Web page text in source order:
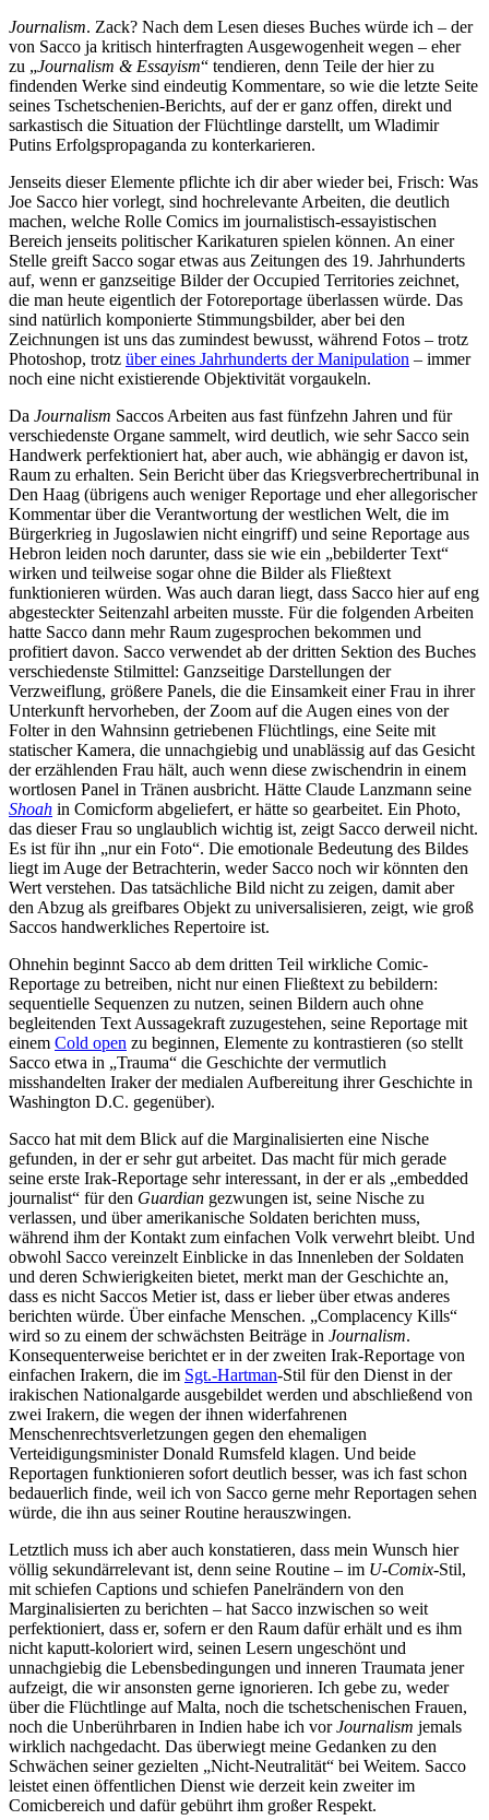
Journalism. Zack? Nach dem Lesen dieses Buches würde ich – der
von Sacco ja kritisch hinterfragten Ausgewogenheit wegen – eher
zu „Journalism & Essayism“ tendieren, denn Teile der hier zu
findenden Werke sind eindeutig Kommentare, so wie die letzte Seite
seines Tschetschenien-Berichts, auf der er ganz offen, direkt und
sarkastisch die Situation der Flüchtlinge darstellt, um Wladimir
Putins Erfolgspropaganda zu konterkarieren.
Jenseits dieser Elemente pflichte ich dir aber wieder bei, Frisch: Was
Joe Sacco hier vorlegt, sind hochrelevante Arbeiten, die deutlich
machen, welche Rolle Comics im journalistisch-essayistischen
Bereich jenseits politischer Karikaturen spielen können. An einer
Stelle greift Sacco sogar etwas aus Zeitungen des 19. Jahrhunderts
auf, wenn er ganzseitige Bilder der Occupied Territories zeichnet,
die man heute eigentlich der Fotoreportage überlassen würde. Das
sind natürlich komponierte Stimmungsbilder, aber bei den
Zeichnungen ist uns das zumindest bewusst, während Fotos – trotz
Photoshop, trotz über eines Jahrhunderts der Manipulation – immer
noch eine nicht existierende Objektivität vorgaukeln.
Da Journalism Saccos Arbeiten aus fast fünfzehn Jahren und für
verschiedenste Organe sammelt, wird deutlich, wie sehr Sacco sein
Handwerk perfektioniert hat, aber auch, wie abhängig er davon ist,
Raum zu erhalten. Sein Bericht über das Kriegsverbrechertribunal in
Den Haag (übrigens auch weniger Reportage und eher allegorischer
Kommentar über die Verantwortung der westlichen Welt, die im
Bürgerkrieg in Jugoslawien nicht eingriff) und seine Reportage aus
Hebron leiden noch darunter, dass sie wie ein „bebilderter Text“
wirken und teilweise sogar ohne die Bilder als Fließtext
funktionieren würden. Was auch daran liegt, dass Sacco hier auf eng
abgesteckter Seitenzahl arbeiten musste. Für die folgenden Arbeiten
hatte Sacco dann mehr Raum zugesprochen bekommen und
profitiert davon. Sacco verwendet ab der dritten Sektion des Buches
verschiedenste Stilmittel: Ganzseitige Darstellungen der
Verzweiflung, größere Panels, die die Einsamkeit einer Frau in ihrer
Unterkunft hervorheben, der Zoom auf die Augen eines von der
Folter in den Wahnsinn getriebenen Flüchtlings, eine Seite mit
statischer Kamera, die unnachgiebig und unablässig auf das Gesicht
der erzählenden Frau hält, auch wenn diese zwischendrin in einem
wortlosen Panel in Tränen ausbricht. Hätte Claude Lanzmann seine
Shoah in Comicform abgeliefert, er hätte so gearbeitet. Ein Photo,
das dieser Frau so unglaublich wichtig ist, zeigt Sacco derweil nicht.
Es ist für ihn „nur ein Foto“. Die emotionale Bedeutung des Bildes
liegt im Auge der Betrachterin, weder Sacco noch wir könnten den
Wert verstehen. Das tatsächliche Bild nicht zu zeigen, damit aber
den Abzug als greifbares Objekt zu universalisieren, zeigt, wie groß
Saccos handwerkliches Repertoire ist.
Ohnehin beginnt Sacco ab dem dritten Teil wirkliche Comic-
Reportage zu betreiben, nicht nur einen Fließtext zu bebildern:
sequentielle Sequenzen zu nutzen, seinen Bildern auch ohne
begleitenden Text Aussagekraft zuzugestehen, seine Reportage mit
einem Cold open zu beginnen, Elemente zu kontrastieren (so stellt
Sacco etwa in „Trauma“ die Geschichte der vermutlich
misshandelten Iraker der medialen Aufbereitung ihrer Geschichte in
Washington D.C. gegenüber).
Sacco hat mit dem Blick auf die Marginalisierten eine Nische
gefunden, in der er sehr gut arbeitet. Das macht für mich gerade
seine erste Irak-Reportage sehr interessant, in der er als „embedded
journalist“ für den Guardian gezwungen ist, seine Nische zu
verlassen, und über amerikanische Soldaten berichten muss,
während ihm der Kontakt zum einfachen Volk verwehrt bleibt. Und
obwohl Sacco vereinzelt Einblicke in das Innenleben der Soldaten
und deren Schwierigkeiten bietet, merkt man der Geschichte an,
dass es nicht Saccos Metier ist, dass er lieber über etwas anderes
berichten würde. Über einfache Menschen. „Complacency Kills“
wird so zu einem der schwächsten Beiträge in Journalism.
Konsequenterweise berichtet er in der zweiten Irak-Reportage von
einfachen Irakern, die im Sgt.-Hartman-Stil für den Dienst in der
irakischen Nationalgarde ausgebildet werden und abschließend von
zwei Irakern, die wegen der ihnen widerfahrenen
Menschenrechtsverletzungen gegen den ehemaligen
Verteidigungsminister Donald Rumsfeld klagen. Und beide
Reportagen funktionieren sofort deutlich besser, was ich fast schon
bedauerlich finde, weil ich von Sacco gerne mehr Reportagen sehen
würde, die ihn aus seiner Routine herauszwingen.
Letztlich muss ich aber auch konstatieren, dass mein Wunsch hier
völlig sekundärrelevant ist, denn seine Routine – im U-Comix-Stil,
mit schiefen Captions und schiefen Panelrändern von den
Marginalisierten zu berichten – hat Sacco inzwischen so weit
perfektioniert, dass er, sofern er den Raum dafür erhält und es ihm
nicht kaputt-koloriert wird, seinen Lesern ungeschönt und
unnachgiebig die Lebensbedingungen und inneren Traumata jener
aufzeigt, die wir ansonsten gerne ignorieren. Ich gebe zu, weder
über die Flüchtlinge auf Malta, noch die tschetschenischen Frauen,
noch die Unberührbaren in Indien habe ich vorJournalism jemals
wirklich nachgedacht. Das überwiegt meine Gedanken zu den
Schwächen seiner gezielten „Nicht-Neutralität“ bei Weitem. Sacco
leistet einen öffentlichen Dienst wie derzeit kein zweiter im
Comicbereich und dafür gebührt ihm großer Respekt.